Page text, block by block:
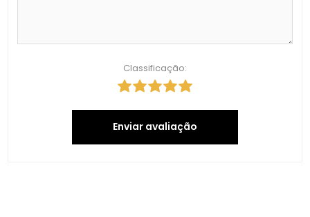
Classificação:
Enviar avaliação